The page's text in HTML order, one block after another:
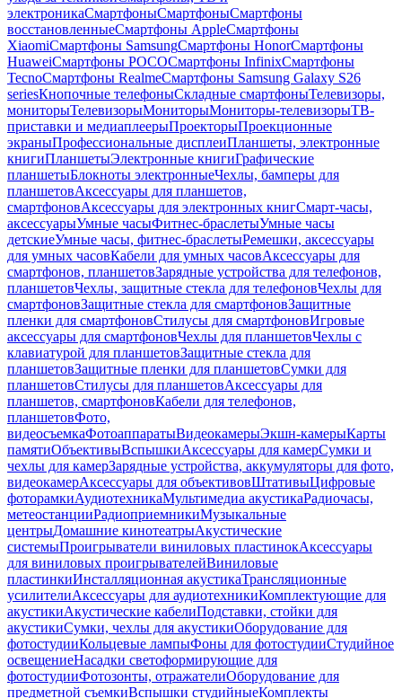
электроникаСмартфоныСмартфоныСмартфоны
восстановленныеСмартфоны AppleСмартфоны
XiaomiСмартфоны SamsungСмартфоны HonorСмартфоны
HuaweiСмартфоны POCOСмартфоны InfinixСмартфоны
TecnoСмартфоны RealmeСмартфоны Samsung Galaxy S26
seriesКнопочные телефоныСкладные смартфоныТелевизоры,
мониторыТелевизорыМониторыМониторы-телевизорыТВ-
приставки и медиаплеерыПроекторыПроекционные
экраныПрофессиональные дисплеиПланшеты, электронные
книгиПланшетыЭлектронные книгиГрафические
планшетыБлокноты электронныеЧехлы, бамперы для
планшетовАксессуары для планшетов,
смартфоновАксессуары для электронных книгСмарт-часы,
аксессуарыУмные часыФитнес-браслетыУмные часы
детскиеУмные часы, фитнес-браслетыРемешки, аксессуары
для умных часовКабели для умных часовАксессуары для
смартфонов, планшетовЗарядные устройства для телефонов,
планшетовЧехлы, защитные стекла для телефоновЧехлы для
смартфоновЗащитные стекла для смартфоновЗащитные
пленки для смартфоновСтилусы для смартфоновИгровые
аксессуары для смартфоновЧехлы для планшетовЧехлы с
клавиатурой для планшетовЗащитные стекла для
планшетовЗащитные пленки для планшетовСумки для
планшетовСтилусы для планшетовАксессуары для
планшетов, смартфоновКабели для телефонов,
планшетовФото,
видеосъемкаФотоаппаратыВидеокамерыЭкшн-камерыКарты
памятиОбъективыВспышкиАксессуары для камерСумки и
чехлы для камерЗарядные устройства, аккумуляторы для фото,
видеокамерАксессуары для объективовШтативыЦифровые
фоторамкиАудиотехникаМультимедиа акустикаРадиочасы,
метеостанцииРадиоприемникиМузыкальные
центрыДомашние кинотеатрыАкустические
системыПроигрыватели виниловых пластинокАксессуары
для виниловых проигрывателейВиниловые
пластинкиИнсталляционная акустикаТрансляционные
усилителиАксессуары для аудиотехникиКомплектующие для
акустикиАкустические кабелиПодставки, стойки для
акустикиСумки, чехлы для акустикиОборудование для
фотостудииКольцевые лампыФоны для фотостудииСтудийное
освещениеНасадки светоформирующие для
фотостудииФотозонты, отражателиОборудование для
предметной съемкиВспышки студийныеКомплекты